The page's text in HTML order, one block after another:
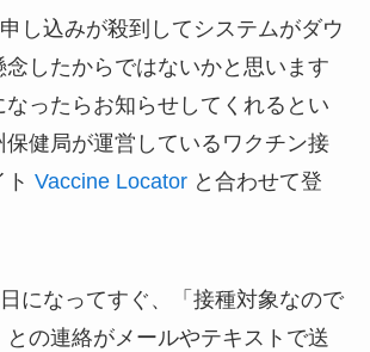
し込みが殺到してシステムがダウ
念したからではないかと思います
なったらお知らせしてくれるとい
保健局が運営しているワクチン接
Vaccine Locatorと合わせて登
になってすぐ、「接種対象なので
の連絡がメールやテキストで送